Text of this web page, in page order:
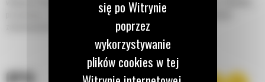
przewożenia, równania, profilowania i zrzucania materiałów w różnorodnych
się po Witrynie
poprzez
wykorzystywanie
plików cookies w tej